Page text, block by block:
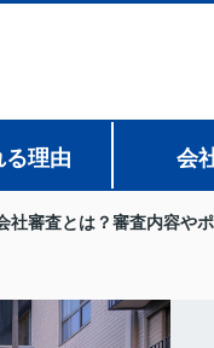
る理由 会
社審査とは？審査内容や